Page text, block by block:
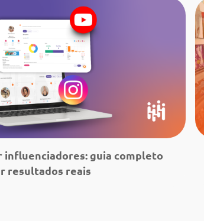
influenciadores: guia completo
resultados reais